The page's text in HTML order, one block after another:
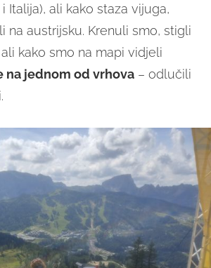
i Italija), ali kako staza vijuga,
na austrijsku. Krenuli smo, stigli
kako smo na mapi vidjeli
na jednom od vrhova – odlučili